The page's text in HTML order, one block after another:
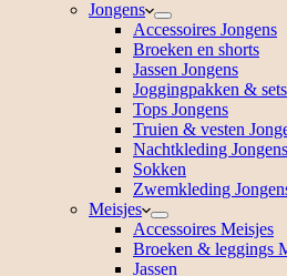
Jongens
Accessoires Jongens
Broeken en shorts
Jassen Jongens
Joggingpakken &
Tops Jongens
Truien & vesten
Nachtkleding Jongens
Sokken
Zwemkleding
Meisjes
Accessoires Meisjes
Broeken & leggings
Jassen